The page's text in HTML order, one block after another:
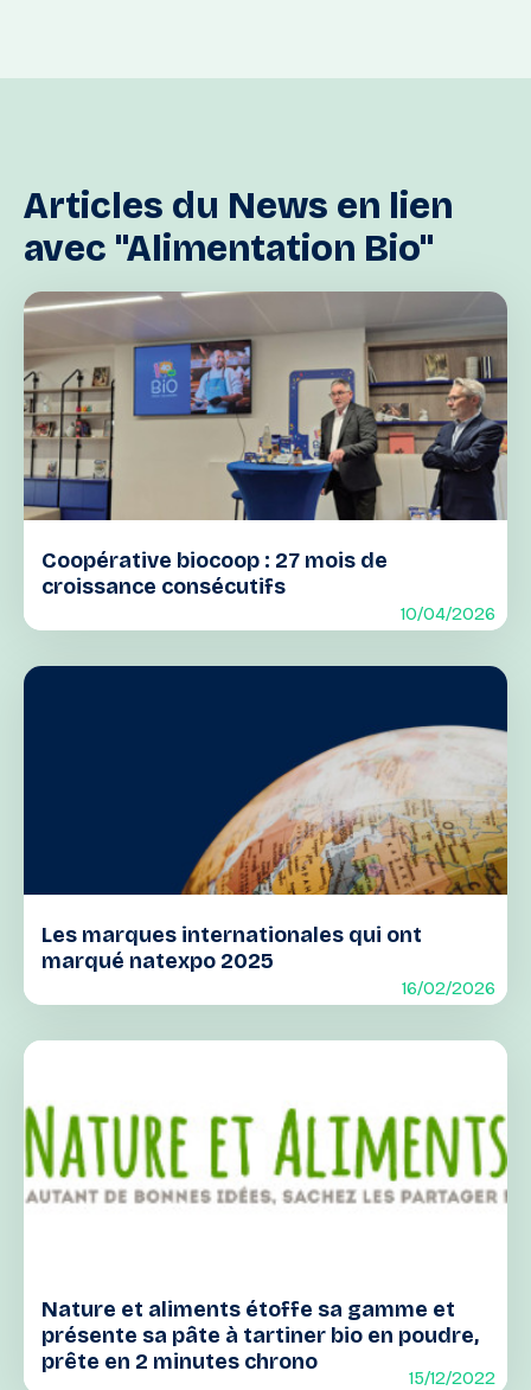
Articles du News en lien
avec "Alimentation Bio"
Coopérative biocoop : 27 mois de
croissance consécutifs
10/04/2026
Les marques internationales qui ont
marqué natexpo 2025
16/02/2026
Nature et aliments étoffe sa gamme et
présente sa pâte à tartiner bio en poudre,
prête en 2 minutes chrono
15/12/2022